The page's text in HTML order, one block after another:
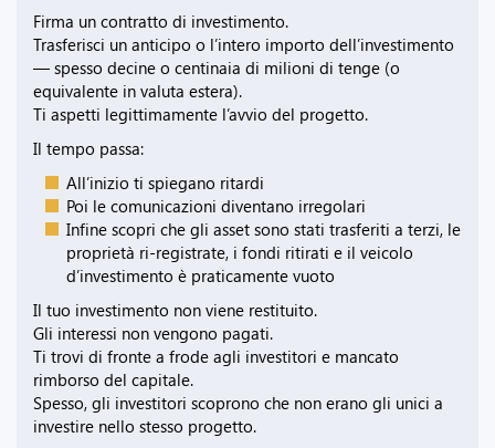
Firma un contratto di investimento.
Trasferisci un anticipo o l’intero importo dell’investimento
— spesso decine o centinaia di milioni di tenge (o
equivalente in valuta estera).
Ti aspetti legittimamente l’avvio del progetto.
Il tempo passa:
All’inizio ti spiegano ritardi
Poi le comunicazioni diventano irregolari
Infine scopri che gli asset sono stati trasferiti a terzi, le
proprietà ri-registrate, i fondi ritirati e il veicolo
d’investimento è praticamente vuoto
Il tuo investimento non viene restituito.
Gli interessi non vengono pagati.
Ti trovi di fronte a frode agli investitori e mancato
rimborso del capitale.
Spesso, gli investitori scoprono che non erano gli unici a
investire nello stesso progetto.